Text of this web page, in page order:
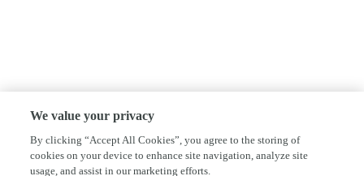
We value your privacy
By clicking “Accept All Cookies”, you agree to the storing of
cookies on your device to enhance site navigation, analyze site
usage, and assist in our marketing efforts.